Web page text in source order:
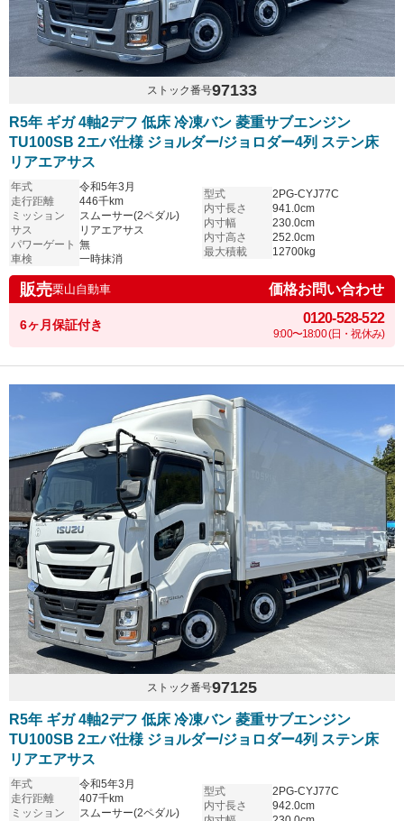
ストック番号97133
R5年 ギガ 4軸2デフ 低床 冷凍バン 菱重サブエンジン
TU100SB 2エバ仕様 ジョルダー/ジョロダー4列 ステン床
リアエアサス
年式
令和5年3月
走行距離
446千km
ミッション
スムーサー(2ペダル)
サス
リアエアサス
パワーゲート 無
車検
一時抹消
型式
2PG-CYJ77C
内寸長さ
941.0cm
内寸幅
230.0cm
内寸高さ
252.0cm
最大積載
12700kg
販売栗山自動車 価格お問い合わせ
6ヶ月保証付き 0120-528-522
9:00〜18:00 (日・祝休み)
ストック番号97125
R5年 ギガ 4軸2デフ 低床 冷凍バン 菱重サブエンジン
TU100SB 2エバ仕様 ジョルダー/ジョロダー4列 ステン床
リアエアサス
年式
令和5年3月
走行距離
407千km
ミッション
スムーサー(2ペダル)
型式
2PG-CYJ77C
内寸長さ
942.0cm